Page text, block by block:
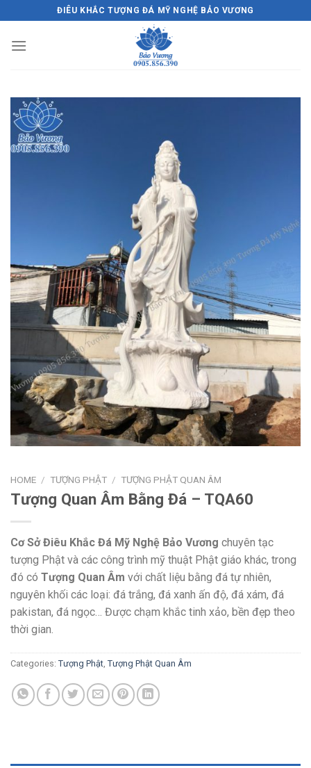
to
content
ĐIÊU KHẮC TƯỢNG ĐÁ MỸ NGHỆ BẢO VƯƠNG
HOME / TƯỢNG PHẬT / TƯỢNG PHẬT QUAN ÂM
Tượng Quan Âm Bằng Đá – TQA60
Cơ Sở Điêu Khắc Đá Mỹ Nghệ Bảo Vương chuyên tạc
tượng Phật và các công trình mỹ thuật Phật giáo khác, trong
đó có Tượng Quan Âm với chất liệu bằng đá tự nhiên,
nguyên khối các loại: đá trắng, đá xanh ấn độ, đá xám, đá
pakistan, đá ngọc… Được chạm khắc tinh xảo, bền đẹp theo
thời gian.
Categories: Tượng Phật, Tượng Phật Quan Âm